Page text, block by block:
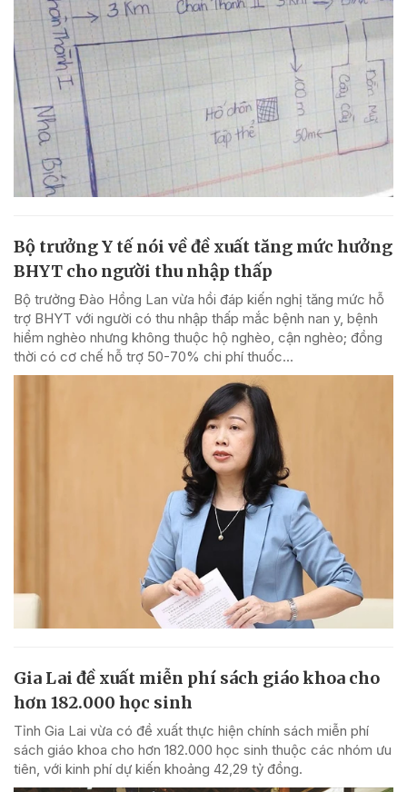
Bộ trưởng Y tế nói về đề xuất tăng mức hưởng
BHYT cho người thu nhập thấp
Bộ trưởng Đào Hồng Lan vừa hồi đáp kiến nghị tăng mức hỗ
trợ BHYT với người có thu nhập thấp mắc bệnh nan y, bệnh
hiểm nghèo nhưng không thuộc hộ nghèo, cận nghèo; đồng
thời có cơ chế hỗ trợ 50-70% chi phí thuốc...
Gia Lai đề xuất miễn phí sách giáo khoa cho
hơn 182.000 học sinh
Tỉnh Gia Lai vừa có đề xuất thực hiện chính sách miễn phí
sách giáo khoa cho hơn 182.000 học sinh thuộc các nhóm ưu
tiên, với kinh phí dự kiến khoảng 42,29 tỷ đồng.